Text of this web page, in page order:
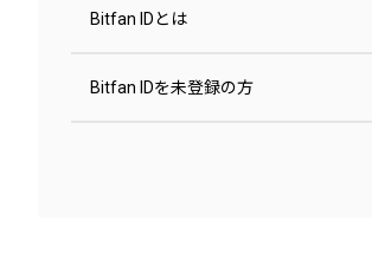
Bitfan IDとは
Bitfan IDを未登録の方